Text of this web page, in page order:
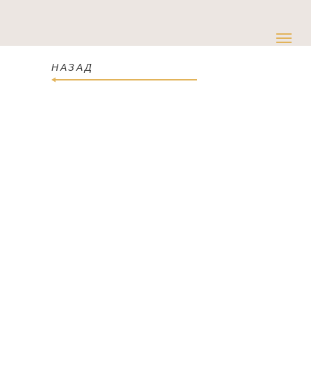
НАЗАД